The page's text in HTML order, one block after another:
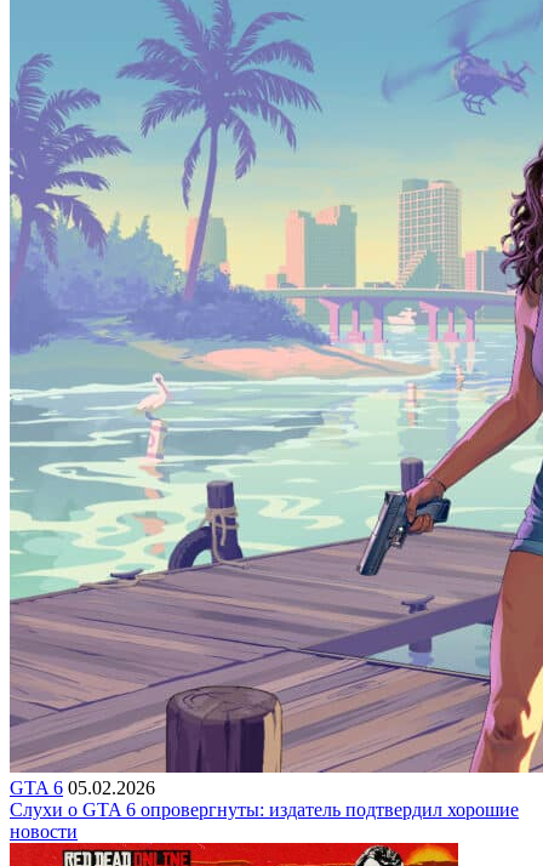
GTA 6 05.02.2026
Слухи о GTA 6 опровергнуты: издатель подтвердил хорошие
новости